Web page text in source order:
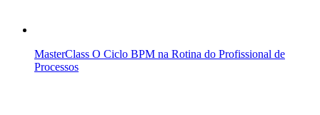
MasterClass O Ciclo BPM na Rotina do Profissional de
Processos